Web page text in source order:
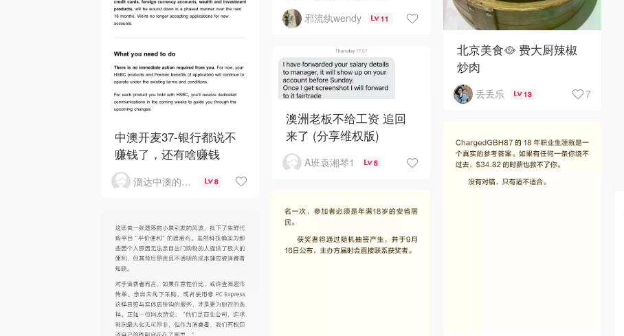
邪流纨wendy 11
北京美食🥘 费大厨辣椒
炒肉
丢丢乐 13 7
中澳开麦37-银行都说不
赚钱了，还有啥赚钱
溜达中澳的王公子 8
澳洲老板不给工资 追回
来了 (分享维权版)
A班袁湘琴1 5